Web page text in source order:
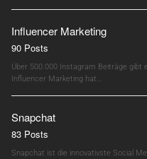
Influencer Marketing
90 Posts
Über 500.000 Instagram Beiträge gibt
Influencer Marketing hat…
Snapchat
83 Posts
Snapchat ist die innovativste Social